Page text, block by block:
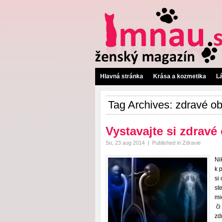
Hlavná stránka Krása a kozmetika
Tag Archives: zdravé
Vystavajte si
So, 23 aug 2014 | Published in Zdravie
k
si
či